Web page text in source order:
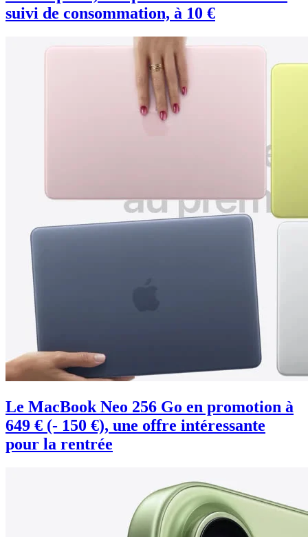
suivi de consommation, à 10 €
Le MacBook Neo 256 Go en promotion à
649 € (- 150 €), une offre intéressante
pour la rentrée